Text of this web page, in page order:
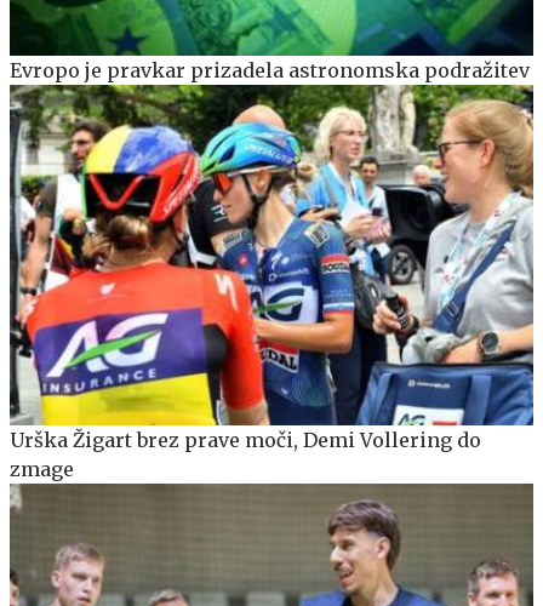
Evropo je pravkar prizadela astronomska podražitev
Urška Žigart brez prave moči, Demi Vollering do
zmage